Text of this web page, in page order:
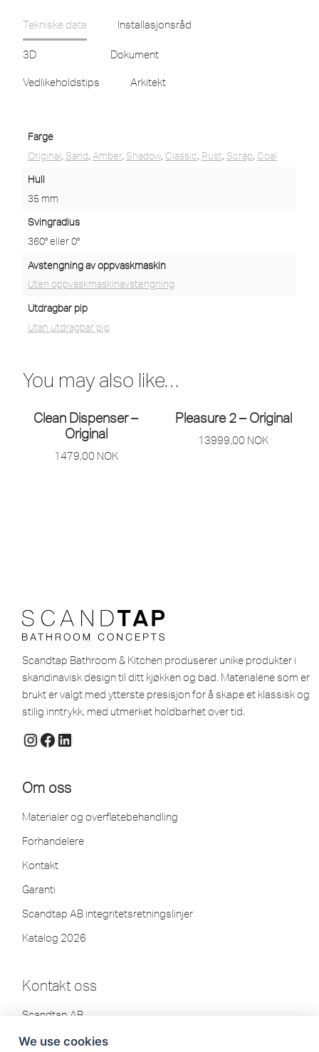
Tekniske data Installasjonsråd
3D Dokument
Vedlikeholdstips Arkitekt
Farge
Original, Sand, Amber, Shadow, Classic, Rust, Scrap, Coal
Hull
35 mm
Svingradius
360° eller 0°
Avstengning av oppvaskmaskin
Uten oppvaskmaskinavstengning
Utdragbar pip
Utan utdragbar pip
You may also like…
Clean Dispenser –
Original
1479,00 NOK
Pleasure 2 – Original
13999,00 NOK
Scandtap Bathroom & Kitchen produserer unike produkter i
skandinavisk design til ditt kjøkken og bad. Materialene som er
brukt er valgt med ytterste presisjon for å skape et klassisk og
stilig inntrykk, med utmerket holdbarhet over tid.
Om oss
Materialer og overflatebehandling
Forhandelere
Kontakt
Garanti
Scandtap AB integritetsretningslinjer
Katalog 2026
Kontakt oss
Scandtap AB
302 41 Halmstad, Sverige
We use cookies